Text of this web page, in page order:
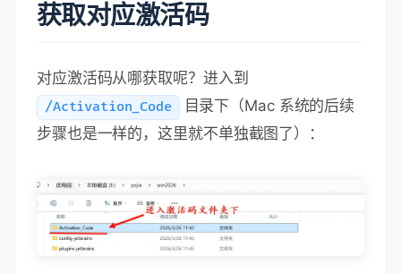
获取对应激活码
对应激活码从哪获取呢？进入到
/Activation_Code
目录下（Mac 系统的后续
步骤也是一样的，这里就不单独截图了）：